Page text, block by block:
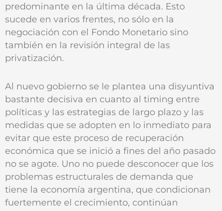
predominante en la última década. Esto
sucede en varios frentes, no sólo en la
negociación con el Fondo Monetario sino
también en la revisión integral de las
privatización.
Al nuevo gobierno se le plantea una disyuntiva
bastante decisiva en cuanto al timing entre
políticas y las estrategias de largo plazo y las
medidas que se adopten en lo inmediato para
evitar que este proceso de recuperación
económica que se inició a fines del año pasado
no se agote. Uno no puede desconocer que los
problemas estructurales de demanda que
tiene la economía argentina, que condicionan
fuertemente el crecimiento, continúan